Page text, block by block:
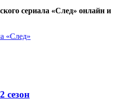
сериала «След» онлайн и
«След»
сезон